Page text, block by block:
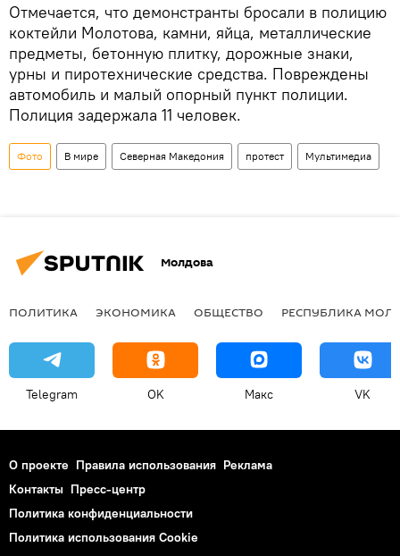
Отмечается, что демонстранты бросали в полицию
коктейли Молотова, камни, яйца, металлические
предметы, бетонную плитку, дорожные знаки,
урны и пиротехнические средства. Повреждены
автомобиль и малый опорный пункт полиции.
Полиция задержала 11 человек.
Фото В мире Северная Македония протест Мультимедиа
Молдова
ПОЛИТИКА ЭКОНОМИКА ОБЩЕСТВО РЕСПУБЛИКА
Telegram OK Макс VK
О проекте Правила использования Реклама
Контакты Пресс-центр
Политика конфиденциальности
Политика использования Cookie